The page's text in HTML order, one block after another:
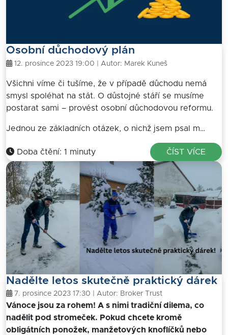
Osobní důchodový plán
12. prosince 2023 19:00 | Autor: Marek Kuneš
Všichni víme či tušíme, že v případě důchodu nemá
smysl spoléhat na stát. O důstojné stáří se musíme
postarat sami – provést osobní důchodovou reformu.
Jednou ze základních otázek, o nichž jsem psal m…
Doba čtění: 1 minuty ČÍST VÍCE
Nadělte letos skutečně praktický dárek
7. prosince 2023 17:30 | Autor: Broker Trust
Vánoce jsou za rohem! A s nimi tradiční dilema, co
nadělit pod stromeček. Pokud chcete kromě
obligátních ponožek, manžetových knoflíčků nebo